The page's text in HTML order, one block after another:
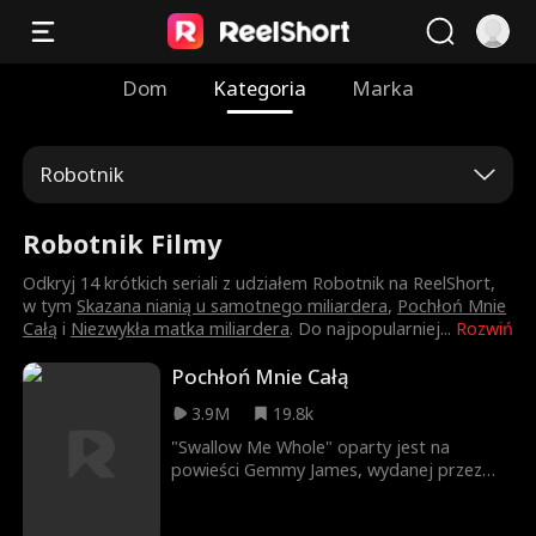
Dom Kategoria Marka
Robotnik
Robotnik Filmy
Rozwiń
Odkryj 14 krótkich seriali z udziałem Robotnik na ReelShort,
w tymSkazana nianią u samotnego miliardera, Pochłoń Mnie
Całą i Niezwykła matka miliardera. Do najpopularniej...
Pochłoń Mnie Całą
3.9M
19.8k
"Swallow Me Whole" oparty jest na
powieści Gemmy James, wydanej przez